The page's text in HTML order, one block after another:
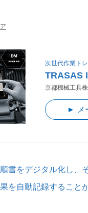
次世代作業ト
TRASAS
京都機械工具
書をデジタル化し、
を自動記録すること